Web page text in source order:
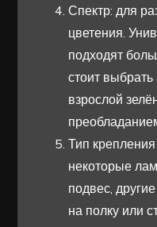
Спектр: для
цветения.
подходят
стоит
взрослой
Тип
некоторые
подвес,
на полку или